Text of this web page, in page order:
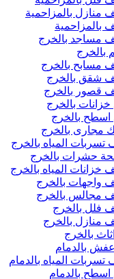
منازل بالمزاحمية
بالمزاحمية
مساجد بالخرج
بالخرج
مسابح بالخرج
شقق بالخرج
قصور بالخرج
بالخرج
بالخرج
مجارى بالخرج
المياه بالخرج
حشرات بالخرج
خزانات المياه بالخرج
واجهات بالخرج
مجالس بالخرج
فلل بالخرج
منازل بالخرج
بالخرج
بالدمام
المياه بالدمام
بالدمام